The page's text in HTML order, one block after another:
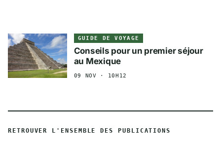
GUIDE DE VOYAGE
Conseils pour un premier séjour
au Mexique
09 NOV · 10H12
RETROUVER L'ENSEMBLE DES PUBLICATIONS